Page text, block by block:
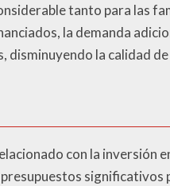
tanto para las
la demanda
disminuyendo la calidad
con la inversión